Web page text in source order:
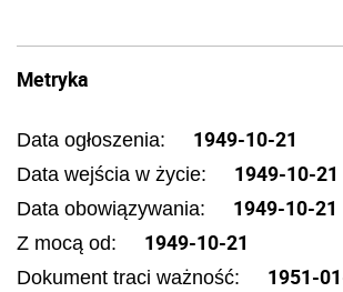
Metryka
Data ogłoszenia: 1949-10-21
Data wejścia w życie: 1949-10-21
Data obowiązywania: 1949-10-21
Z mocą od: 1949-10-21
Dokument traci ważność: 1951-